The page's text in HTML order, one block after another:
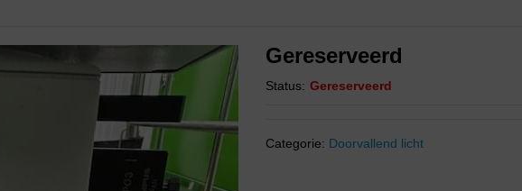
Gereserveerd
Status: Gereserveerd
Categorie: Doorvallend licht